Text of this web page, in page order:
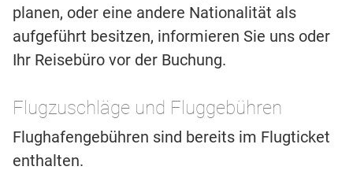
planen, oder eine andere Nationalität als
aufgeführt besitzen, informieren Sie uns oder
Ihr Reisebüro vor der Buchung.
Flugzuschläge und Fluggebühren
Flughafengebühren sind bereits im Flugticket
enthalten.